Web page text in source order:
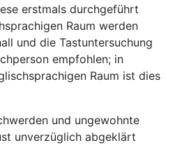
erstmals durchgeführt
Raum werden
und die Tastuntersuchung
empfohlen; in
Raum ist dies
und ungewohnte
unverzüglich abgeklärt